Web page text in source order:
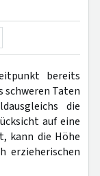
bereits
schweren Taten
die
auf eine
kann die Höhe
erzieherischen